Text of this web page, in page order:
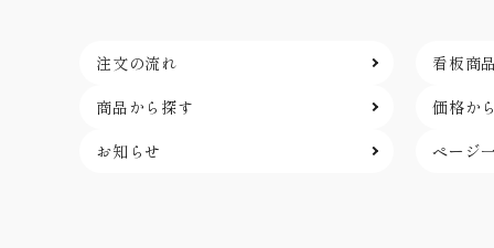
注文の流れ 看板商品
商品から探す
価格か
お知らせ
ページ